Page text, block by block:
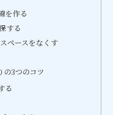
を作る
する
ペースをなくす
の3つのコツ
る